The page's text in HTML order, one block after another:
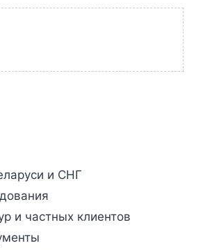
и СНГ
и частных клиентов